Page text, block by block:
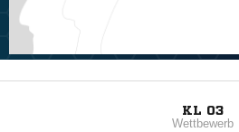
KL 03
Wettbewerb